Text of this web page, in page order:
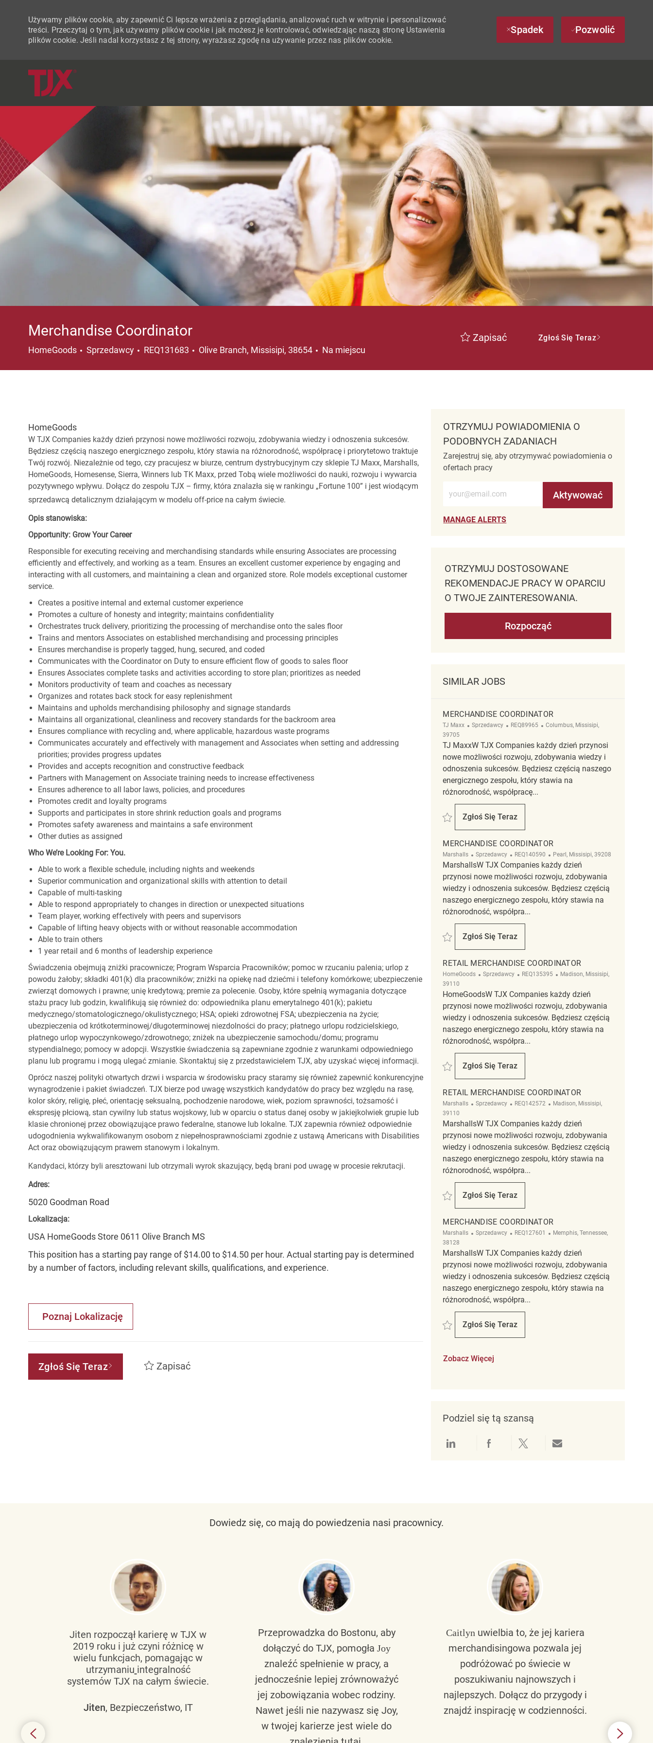
Używamy plików cookie, aby zapewnić Ci lepsze wrażenia z przeglądania, analizować ruch w witrynie i personalizować
treści. Przeczytaj o tym, jak używamy plików cookie i jak możesz je kontrolować, odwiedzając naszą stronę Ustawienia
plików cookie. Jeśli nadal korzystasz z tej strony, wyrażasz zgodę na używanie przez nas plików cookie.
Spadek Pozwolić
Merchandise Coordinator
HomeGoods Kategoria
Sprzedawcy REQ131683 Lokalizacja
Olive Branch, Missisipi, 38654 Na miejscu
Zapisać Zgłoś Się Teraz
HomeGoods
W TJX Companies każdy dzień przynosi nowe możliwości rozwoju, zdobywania wiedzy i odnoszenia sukcesów.
Będziesz częścią naszego energicznego zespołu, który stawia na różnorodność, współpracę i priorytetowo traktuje
Twój rozwój. Niezależnie od tego, czy pracujesz w biurze, centrum dystrybucyjnym czy sklepie TJ Maxx, Marshalls,
HomeGoods, Homesense, Sierra, Winners lub TK Maxx, przed Tobą wiele możliwości do nauki, rozwoju i wywarcia
pozytywnego wpływu. Dołącz do zespołu TJX – firmy, która znalazła się w rankingu „Fortune 100” i jest wiodącym
sprzedawcą detalicznym działającym w modelu off-price na całym świecie.
Opis stanowiska:
Opportunity: Grow Your Career
Responsible for executing receiving and merchandising standards while ensuring Associates are processing
efficiently and effectively, and working as a team. Ensures an excellent customer experience by engaging and
interacting with all customers, and maintaining a clean and organized store. Role models exceptional customer
service.
Creates a positive internal and external customer experience
Promotes a culture of honesty and integrity; maintains confidentiality
Orchestrates truck delivery, prioritizing the processing of merchandise onto the sales floor
Trains and mentors Associates on established merchandising and processing principles
Ensures merchandise is properly tagged, hung, secured, and coded
Communicates with the Coordinator on Duty to ensure efficient flow of goods to sales floor
Ensures Associates complete tasks and activities according to store plan; prioritizes as needed
Monitors productivity of team and coaches as necessary
Organizes and rotates back stock for easy replenishment
Maintains and upholds merchandising philosophy and signage standards
Maintains all organizational, cleanliness and recovery standards for the backroom area
Ensures compliance with recycling and, where applicable, hazardous waste programs
Communicates accurately and effectively with management and Associates when setting and addressing
priorities; provides progress updates
Provides and accepts recognition and constructive feedback
Partners with Management on Associate training needs to increase effectiveness
Ensures adherence to all labor laws, policies, and procedures
Promotes credit and loyalty programs
Supports and participates in store shrink reduction goals and programs
Promotes safety awareness and maintains a safe environment
Other duties as assigned
Who We’re Looking For: You.
Able to work a flexible schedule, including nights and weekends
Superior communication and organizational skills with attention to detail
Capable of multi-tasking
Able to respond appropriately to changes in direction or unexpected situations
Team player, working effectively with peers and supervisors
Capable of lifting heavy objects with or without reasonable accommodation
Able to train others
1 year retail and 6 months of leadership experience
Świadczenia obejmują zniżki pracownicze; Program Wsparcia Pracowników; pomoc w rzucaniu palenia; urlop z
powodu żałoby; składki 401(k) dla pracowników; zniżki na opiekę nad dziećmi i telefony komórkowe; ubezpieczenie
zwierząt domowych i prawne; unię kredytową; premie za polecenie. Osoby, które spełnią wymagania dotyczące
stażu pracy lub godzin, kwalifikują się również do: odpowiednika planu emerytalnego 401(k); pakietu
medycznego/stomatologicznego/okulistycznego; HSA; opieki zdrowotnej FSA; ubezpieczenia na życie;
ubezpieczenia od krótkoterminowej/długoterminowej niezdolności do pracy; płatnego urlopu rodzicielskiego,
płatnego urlop wypoczynkowego/zdrowotnego; zniżek na ubezpieczenie samochodu/domu; programu
stypendialnego; pomocy w adopcji. Wszystkie świadczenia są zapewniane zgodnie z warunkami odpowiedniego
planu lub programu i mogą ulegać zmianie. Skontaktuj się z przedstawicielem TJX, aby uzyskać więcej informacji.
Oprócz naszej polityki otwartych drzwi i wsparcia w środowisku pracy staramy się również zapewnić konkurencyjne
wynagrodzenie i pakiet świadczeń. TJX bierze pod uwagę wszystkich kandydatów do pracy bez względu na rasę,
kolor skóry, religię, płeć, orientację seksualną, pochodzenie narodowe, wiek, poziom sprawności, tożsamość i
ekspresję płciową, stan cywilny lub status wojskowy, lub w oparciu o status danej osoby w jakiejkolwiek grupie lub
klasie chronionej przez obowiązujące prawo federalne, stanowe lub lokalne. TJX zapewnia również odpowiednie
udogodnienia wykwalifikowanym osobom z niepełnosprawnościami zgodnie z ustawą Americans with Disabilities
Act oraz obowiązującym prawem stanowym i lokalnym.
Kandydaci, którzy byli aresztowani lub otrzymali wyrok skazujący, będą brani pod uwagę w procesie rekrutacji.
Adres:
5020 Goodman Road
Lokalizacja:
USA HomeGoods Store 0611 Olive Branch MS
This position has a starting pay range of $14.00 to $14.50 per hour. Actual starting pay is determined
by a number of factors, including relevant skills, qualifications, and experience.
Poznaj Lokalizację
Zgłoś Się Teraz Zapisać
OTRZYMUJ POWIADOMIENIA O
PODOBNYCH ZADANIACH
Zarejestruj się, aby otrzymywać powiadomienia o
ofertach pracy
Wprowadź adres e-mail (wymagane)
Aktywować
MANAGE ALERTS
OTRZYMUJ DOSTOSOWANE
REKOMENDACJE PRACY W OPARCIU
O TWOJE ZAINTERESOWANIA.
Rozpocząć
SIMILAR JOBS
MERCHANDISE COORDINATOR
TJ Maxx Kategoria
Sprzedawcy ReqId
REQ89965 Lokalizacja
Columbus, Missisipi,
39705
TJ MaxxW TJX Companies każdy dzień przynosi
nowe możliwości rozwoju, zdobywania wiedzy i
odnoszenia sukcesów. Będziesz częścią naszego
energicznego zespołu, który stawia na
różnorodność, współpracę...
Zapisać Merchandise Coordinator REQ89965
Zgłoś Się Teraz
Merchandise Coordinator
MERCHANDISE COORDINATOR
Marshalls Kategoria
Sprzedawcy ReqId
REQ140590 Lokalizacja
Pearl, Missisipi, 39208
MarshallsW TJX Companies każdy dzień
przynosi nowe możliwości rozwoju, zdobywania
wiedzy i odnoszenia sukcesów. Będziesz częścią
naszego energicznego zespołu, który stawia na
różnorodność, współpra...
Zapisać Merchandise Coordinator REQ140590
Zgłoś Się Teraz
Merchandise Coordinator
RETAIL MERCHANDISE COORDINATOR
HomeGoods Kategoria
Sprzedawcy ReqId
REQ135395 Lokalizacja
Madison, Missisipi,
39110
HomeGoodsW TJX Companies każdy dzień
przynosi nowe możliwości rozwoju, zdobywania
wiedzy i odnoszenia sukcesów. Będziesz częścią
naszego energicznego zespołu, który stawia na
różnorodność, współpra...
Zapisać Retail Merchandise Coordinator REQ135395
Zgłoś Się Teraz
Retail Merchandise Coordinator
RETAIL MERCHANDISE COORDINATOR
Marshalls Kategoria
Sprzedawcy ReqId
REQ142572 Lokalizacja
Madison, Missisipi,
39110
MarshallsW TJX Companies każdy dzień
przynosi nowe możliwości rozwoju, zdobywania
wiedzy i odnoszenia sukcesów. Będziesz częścią
naszego energicznego zespołu, który stawia na
różnorodność, współpra...
Zapisać Retail Merchandise Coordinator REQ142572
Zgłoś Się Teraz
Retail Merchandise Coordinator
MERCHANDISE COORDINATOR
Marshalls Kategoria
Sprzedawcy ReqId
REQ127601 Lokalizacja
Memphis, Tennessee,
38128
MarshallsW TJX Companies każdy dzień
przynosi nowe możliwości rozwoju, zdobywania
wiedzy i odnoszenia sukcesów. Będziesz częścią
naszego energicznego zespołu, który stawia na
różnorodność, współpra...
Zapisać merchandise coordinator REQ127601
Zgłoś Się Teraz
Merchandise Coordinator
Zobacz Więcej
Podziel się tą szansą
Udostępnianie przez LinkedIn
Udostępnianie przez Facebook
Udostępnij przez Twitter
Udostępnianie przez e-mail
Dowiedz się, co mają do powiedzenia nasi pracownicy.
Jiten rozpoczął karierę w TJX w
2019 roku i już czyni różnicę w
wielu funkcjach, pomagając w
utrzymaniu integralność
systemów TJX na całym świecie.
Jiten, Bezpieczeństwo, IT
Przeprowadzka do Bostonu, aby
dołączyć do TJX, pomogła Joy
znaleźć spełnienie w pracy, a
jednocześnie lepiej zrównoważyć
jej zobowiązania wobec rodziny.
Nawet jeśli nie nazywasz się Joy,
w twojej karierze jest wiele do
Caitlynuwielbia to, że jej kariera
merchandisingowa pozwala jej
podróżować po świecie w
poszukiwaniu najnowszych i
najlepszych. Dołącz do przygody i
znajdź inspirację w codzienności.